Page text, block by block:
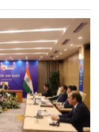
trị, Chủ tịch nước
trọng. Trang
an nhân dân trân